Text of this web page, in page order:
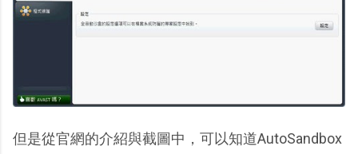
但是從官網的介紹與截圖中，可以知道AutoSandbox